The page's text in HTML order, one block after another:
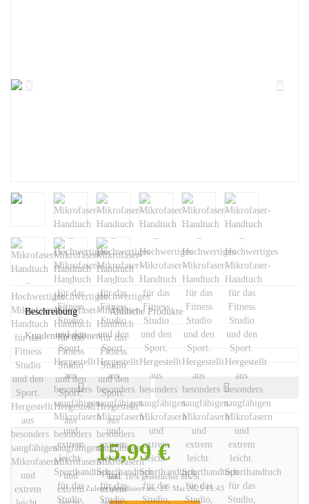
Beschreibung Ähnliche Produkte
Kundenrezensionen
15,99 €
inkl. 16% gesetzlicher MwSt.
Zuletzt aktualisiert am: 21. Mai 2025 15:43